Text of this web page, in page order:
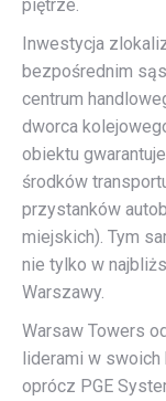
piętrze.
Inwestycja
bezpośrednim
centrum
dworca
obiektu
środków
przystanków
miejskich). Tym
nie tylko w
Warszawy.
Warsaw Towers
liderami w swoich
oprócz PGE